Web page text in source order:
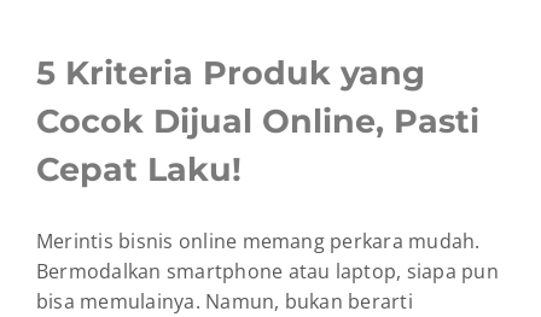
Larger
Image
5 Kriteria Produk yang
Cocok Dijual Online, Pasti
Cepat Laku!
Merintis bisnis online memang perkara mudah.
Bermodalkan smartphone atau laptop, siapa pun
bisa memulainya. Namun, bukan berarti